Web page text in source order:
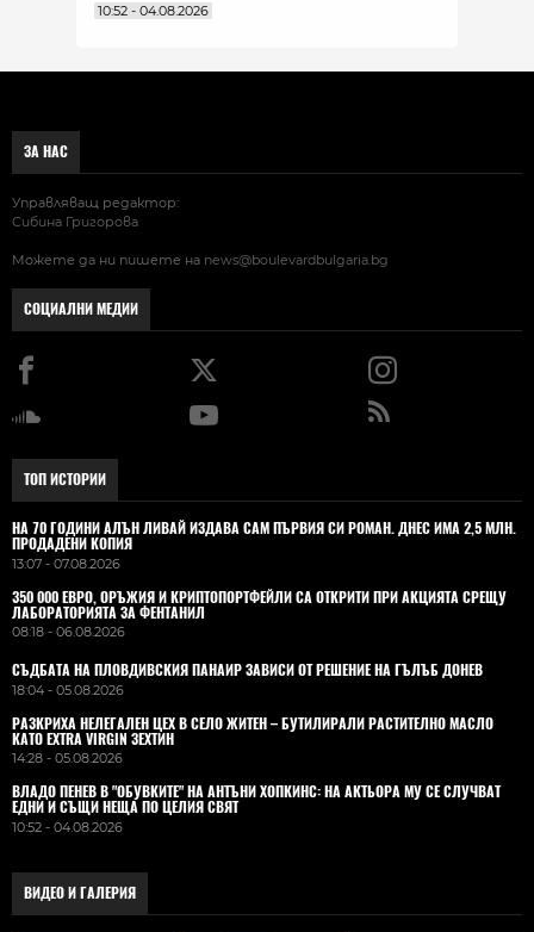
10:52 - 04.08.2026
ЗА НАС
Управляващ редактор:
Сибина Григорова
Можете да ни пишете на news@boulevardbulgaria.bg
СОЦИАЛНИ МЕДИИ
ТОП ИСТОРИИ
НА 70 ГОДИНИ АЛЪН ЛИВАЙ ИЗДАВА САМ ПЪРВИЯ СИ РОМАН. ДНЕС ИМА 2,5 МЛН.
ПРОДАДЕНИ КОПИЯ
13:07 - 07.08.2026
350 000 ЕВРО, ОРЪЖИЯ И КРИПТОПОРТФЕЙЛИ СА ОТКРИТИ ПРИ АКЦИЯТА СРЕЩУ
ЛАБОРАТОРИЯТА ЗА ФЕНТАНИЛ
08:18 - 06.08.2026
СЪДБАТА НА ПЛОВДИВСКИЯ ПАНАИР ЗАВИСИ ОТ РЕШЕНИЕ НА ГЪЛЪБ ДОНЕВ
18:04 - 05.08.2026
РАЗКРИХА НЕЛЕГАЛЕН ЦЕХ В СЕЛО ЖИТЕН – БУТИЛИРАЛИ РАСТИТЕЛНО МАСЛО
КАТО EXTRA VIRGIN ЗЕХТИН
14:28 - 05.08.2026
ВЛАДO ПЕНЕВ В "ОБУВКИТЕ" НА АНТЪНИ ХОПКИНС: НА АКТЬОРА МУ СЕ СЛУЧВАТ
ЕДНИ И СЪЩИ НЕЩА ПО ЦЕЛИЯ СВЯТ
10:52 - 04.08.2026
ВИДЕО И ГАЛЕРИЯ